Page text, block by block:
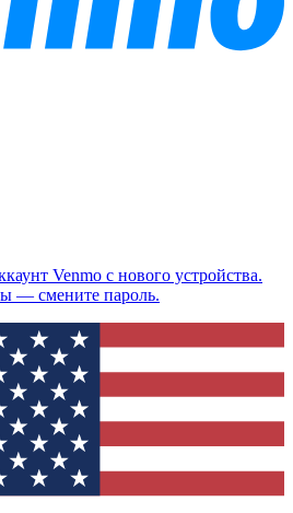
Venmo с нового устройства.
— смените пароль.